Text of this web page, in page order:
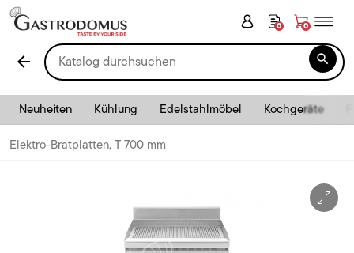
0 0
arrow_back 
Neuheiten Kühlung Edelstahlmöbel Kochgeräte
Elektro-Bratplatten, T 700 mm